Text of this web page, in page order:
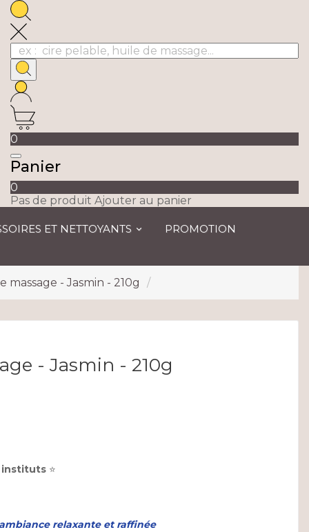
0
Panier
0
Pas de produit Ajouter au panier
ET NETTOYANTS PROMOTION
massage - Jasmin - 210g
- Jasmin - 210g
instituts ⭐
relaxante et raffinée